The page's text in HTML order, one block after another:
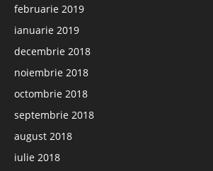
februarie 2019
ianuarie 2019
decembrie 2018
noiembrie 2018
octombrie 2018
septembrie 2018
august 2018
iulie 2018